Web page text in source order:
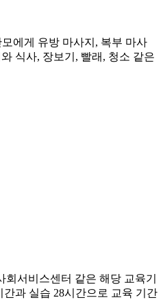
에게 유방 마사지, 복부 마사
식사, 장보기, 빨래, 청소 같은
서비스센터 같은 해당 교육기
과 실습 28시간으로 교육 기간